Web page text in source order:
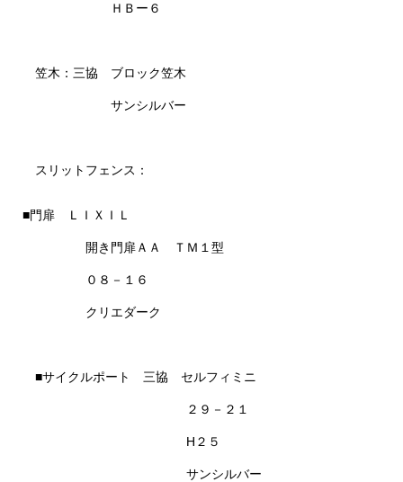
ＨＢー６
笠木：三協 ブロック笠木
サンシルバー
スリットフェンス：
■門扉 ＬＩＸＩＬ
開き門扉ＡＡ ＴＭ１型
０８－１６
クリエダーク
■サイクルポート 三協 セルフィミニ
２９－２１
H２５
サンシルバー